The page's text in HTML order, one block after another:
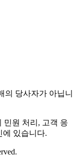
의 당사자가 아닙니
민원 처리, 고객 응
에 있습니다.